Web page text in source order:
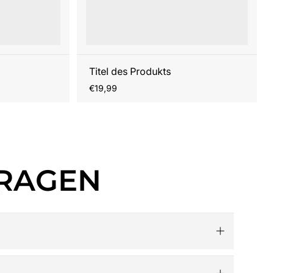
Titel des Produkts
Regulärer
€19,99